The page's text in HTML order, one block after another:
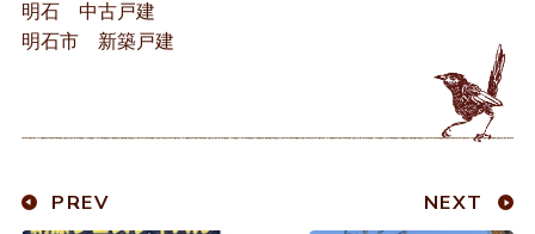
明石 中古戸建
明石市 新築戸建
PREV NEXT